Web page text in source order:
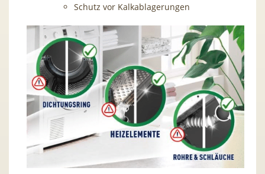
Schutz vor Kalkablagerungen